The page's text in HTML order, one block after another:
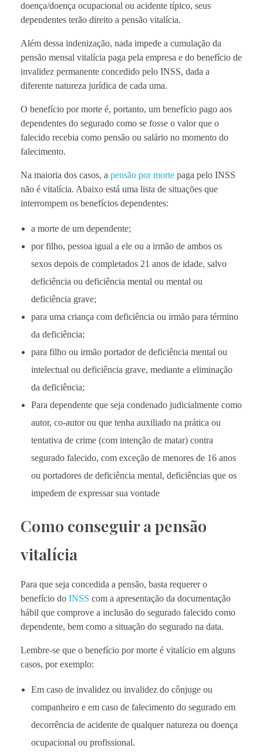
doença/doença ocupacional ou acidente típico, seus
dependentes terão direito a pensão vitalícia.
Além dessa indenização, nada impede a cumulação da
pensão mensal vitalícia paga pela empresa e do benefício de
invalidez permanente concedido pelo INSS, dada a
diferente natureza jurídica de cada uma.
O benefício por morte é, portanto, um benefício pago aos
dependentes do segurado como se fosse o valor que o
falecido recebia como pensão ou salário no momento do
falecimento.
Na maioria dos casos, a pensão por morte paga pelo INSS
não é vitalícia. Abaixo está uma lista de situações que
interrompem os benefícios dependentes:
a morte de um dependente;
por filho, pessoa igual a ele ou a irmão de ambos os
sexos depois de completados 21 anos de idade, salvo
deficiência ou deficiência mental ou mental ou
deficiência grave;
para uma criança com deficiência ou irmão para término
da deficiência;
para filho ou irmão portador de deficiência mental ou
intelectual ou deficiência grave, mediante a eliminação
da deficiência;
Para dependente que seja condenado judicialmente como
autor, co-autor ou que tenha auxiliado na prática ou
tentativa de crime (com intenção de matar) contra
segurado falecido, com exceção de menores de 16 anos
ou portadores de deficiência mental, deficiências que os
impedem de expressar sua vontade
Como conseguir a pensão
vitalícia
Para que seja concedida a pensão, basta requerer o
benefício do INSS com a apresentação da documentação
hábil que comprove a inclusão do segurado falecido como
dependente, bem como a situação do segurado na data.
Lembre-se que o benefício por morte é vitalício em alguns
casos, por exemplo:
Em caso de invalidez ou invalidez do cônjuge ou
companheiro e em caso de falecimento do segurado em
decorrência de acidente de qualquer natureza ou doença
ocupacional ou profissional.